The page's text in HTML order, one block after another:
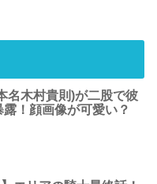
名木村貴則)が二股で彼
！顔画像が可愛い？